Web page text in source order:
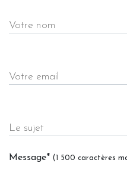
Votre nom
Votre email
Le sujet
Message* (1 500 caractères